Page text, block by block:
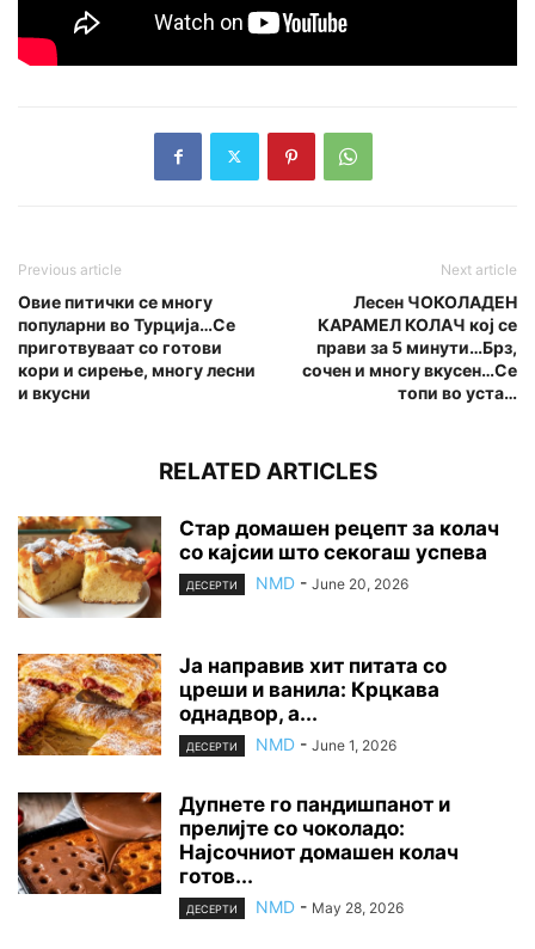
Previous article
Овие питички се многу
популарни во Турција…Се
приготвуваат со готови
кори и сирење, многу лесни
и вкусни
Next article
Лесен ЧОКОЛАДЕН
КАРАМЕЛ КОЛАЧ кој се
прави за 5 минути…Брз,
сочен и многу вкусен…Се
топи во уста…
RELATED ARTICLES
Стар домашен рецепт за колач
со кајсии што секогаш успева
ДЕСЕРТИ NMD - June 20, 2026
Ја направив хит питата со
цреши и ванила: Крцкава
однадвор, а...
ДЕСЕРТИ NMD - June 1, 2026
Дупнете го пандишпанот и
прелијте со чоколадо:
Најсочниот домашен колач
готов...
ДЕСЕРТИ NMD - May 28, 2026